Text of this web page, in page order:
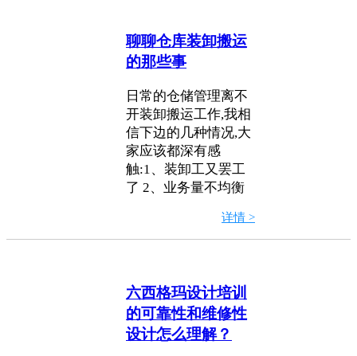
聊聊仓库装卸搬运
的那些事
日常的仓储管理离不
开装卸搬运工作,我相
信下边的几种情况,大
家应该都深有感
触:1、装卸工又罢工
了 2、业务量不均衡
详情 >
六西格玛设计培训
的可靠性和维修性
设计怎么理解？